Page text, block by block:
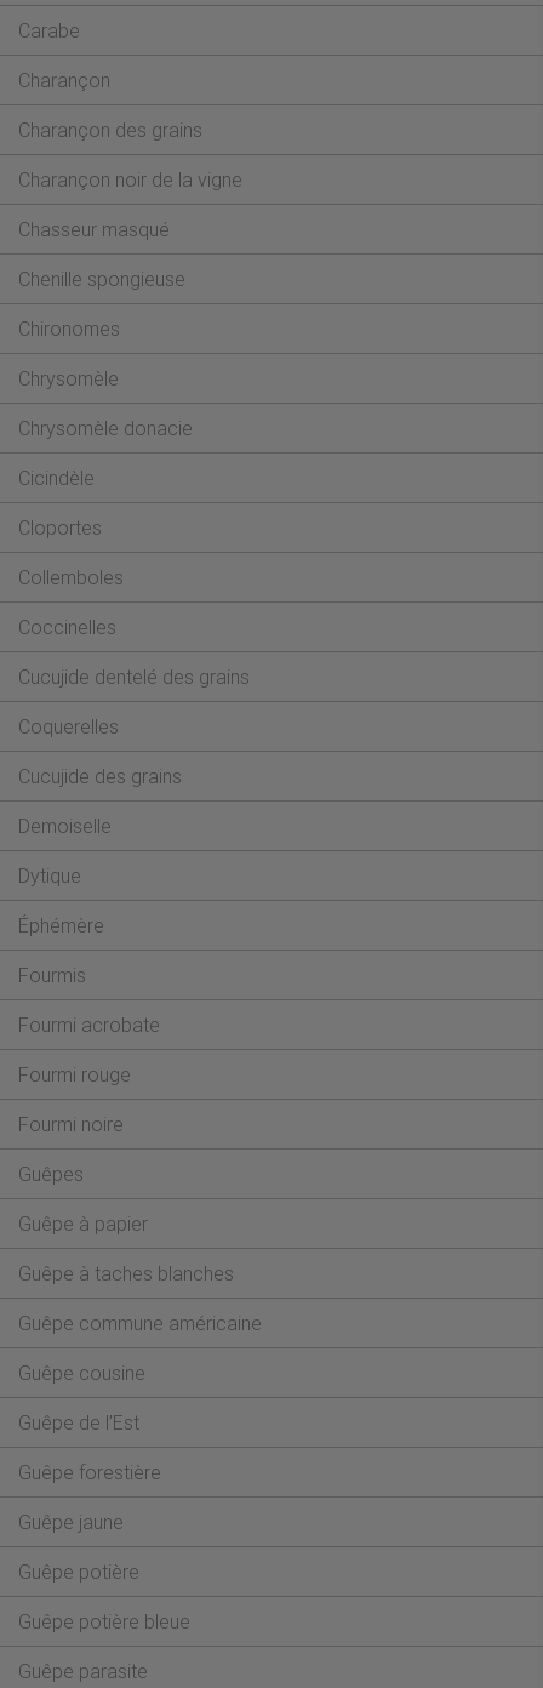
Carabe
Charançon
Charançon des grains
Charançon noir de la vigne
Chasseur masqué
Chenille spongieuse
Chironomes
Chrysomèle
Chrysomèle donacie
Cicindèle
Cloportes
Collemboles
Coccinelles
Cucujide dentelé des grains
Coquerelles
Cucujide des grains
Demoiselle
Dytique
Éphémère
Fourmis
Fourmi acrobate
Fourmi rouge
Fourmi noire
Guêpes
Guêpe à papier
Guêpe à taches blanches
Guêpe commune américaine
Guêpe cousine
Guêpe de l’Est
Guêpe forestière
Guêpe jaune
Guêpe potière
Guêpe potière bleue
Guêpe parasite